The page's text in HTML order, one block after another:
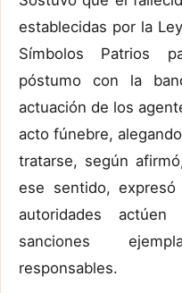
establecidas por la
Símbolos Patrios
póstumo con la
actuación de los
acto fúnebre,
tratarse, según
ese sentido,
autoridades
sanciones
responsables.